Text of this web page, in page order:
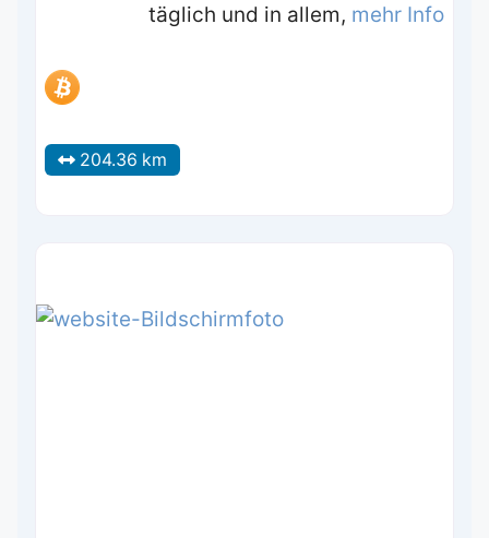
täglich und in allem, mehr Info
204.36 km